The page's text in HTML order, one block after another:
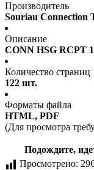
Производитель
Souriau Connection
Описание
CONN HSG RCPT
Количество страниц
122 шт.
Форматы файла
HTML, PDF
(Для просмотра
Подождите,
Просмотрено: